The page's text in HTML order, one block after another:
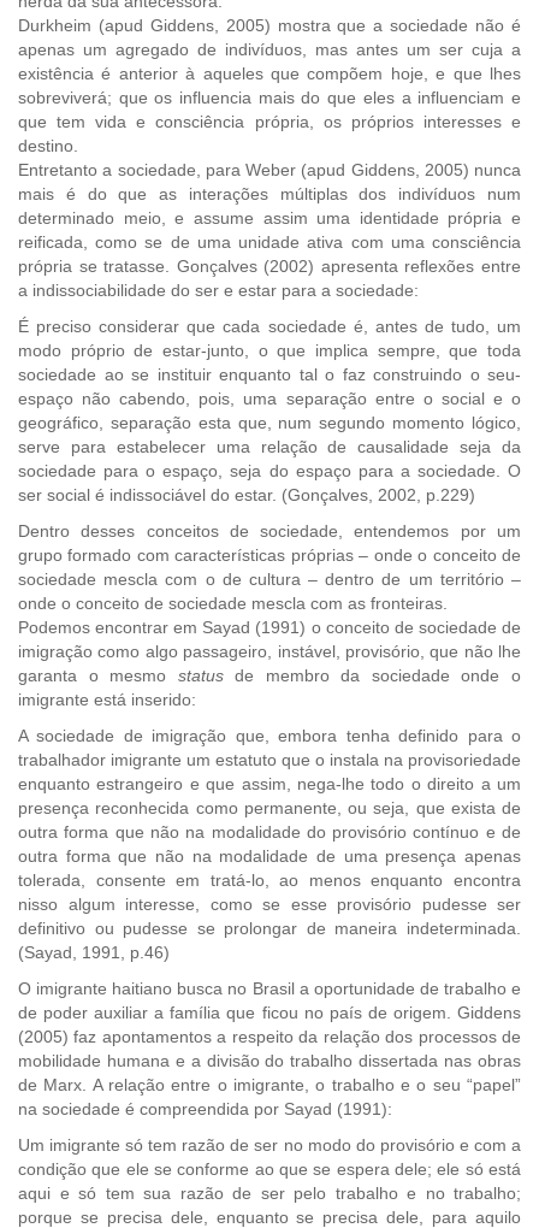
Durkheim (apud Giddens, 2005) mostra que a sociedade não é
apenas um agregado de indivíduos, mas antes um ser cuja a
existência é anterior à aqueles que compõem hoje, e que lhes
sobreviverá; que os influencia mais do que eles a influenciam e
que tem vida e consciência própria, os próprios interesses e
destino.
Entretanto a sociedade, para Weber (apud Giddens, 2005) nunca
mais é do que as interações múltiplas dos indivíduos num
determinado meio, e assume assim uma identidade própria e
reificada, como se de uma unidade ativa com uma consciência
própria se tratasse. Gonçalves (2002) apresenta reflexões entre
a indissociabilidade do ser e estar para a sociedade:
É preciso considerar que cada sociedade é, antes de tudo, um
modo próprio de estar-junto, o que implica sempre, que toda
sociedade ao se instituir enquanto tal o faz construindo o seu-
espaço não cabendo, pois, uma separação entre o social e o
geográfico, separação esta que, num segundo momento lógico,
serve para estabelecer uma relação de causalidade seja da
sociedade para o espaço, seja do espaço para a sociedade. O
ser social é indissociável do estar. (Gonçalves, 2002, p.229)
Dentro desses conceitos de sociedade, entendemos por um
grupo formado com características próprias – onde o conceito de
sociedade mescla com o de cultura – dentro de um território –
onde o conceito de sociedade mescla com as fronteiras.
Podemos encontrar em Sayad (1991) o conceito de sociedade de
imigração como algo passageiro, instável, provisório, que não lhe
garanta o mesmo statusde membro da sociedade onde o
imigrante está inserido:
A sociedade de imigração que, embora tenha definido para o
trabalhador imigrante um estatuto que o instala na provisoriedade
enquanto estrangeiro e que assim, nega-lhe todo o direito a um
presença reconhecida como permanente, ou seja, que exista de
outra forma que não na modalidade do provisório contínuo e de
outra forma que não na modalidade de uma presença apenas
tolerada, consente em tratá-lo, ao menos enquanto encontra
nisso algum interesse, como se esse provisório pudesse ser
definitivo ou pudesse se prolongar de maneira indeterminada.
(Sayad, 1991, p.46)
O imigrante haitiano busca no Brasil a oportunidade de trabalho e
de poder auxiliar a família que ficou no país de origem. Giddens
(2005) faz apontamentos a respeito da relação dos processos de
mobilidade humana e a divisão do trabalho dissertada nas obras
de Marx. A relação entre o imigrante, o trabalho e o seu “papel”
na sociedade é compreendida por Sayad (1991):
Um imigrante só tem razão de ser no modo do provisório e com a
condição que ele se conforme ao que se espera dele; ele só está
aqui e só tem sua razão de ser pelo trabalho e no trabalho;
porque se precisa dele, enquanto se precisa dele, para aquilo